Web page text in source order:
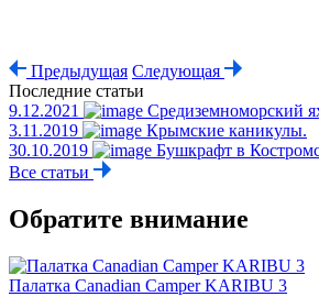
Предыдущая Следующая
Последние статьи
9.12.2021
Средиземноморский
3.11.2019
Крымские каникулы.
30.10.2019
Бушкрафт в
Все статьи
Обратите внимание
Палатка Canadian Camper KARIBU 3